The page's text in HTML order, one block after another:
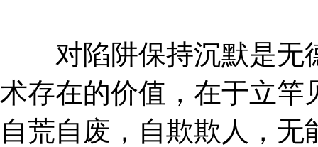
对陷阱保持沉默是无
术存在的价值，在于立竿
自荒自废，自欺欺人，